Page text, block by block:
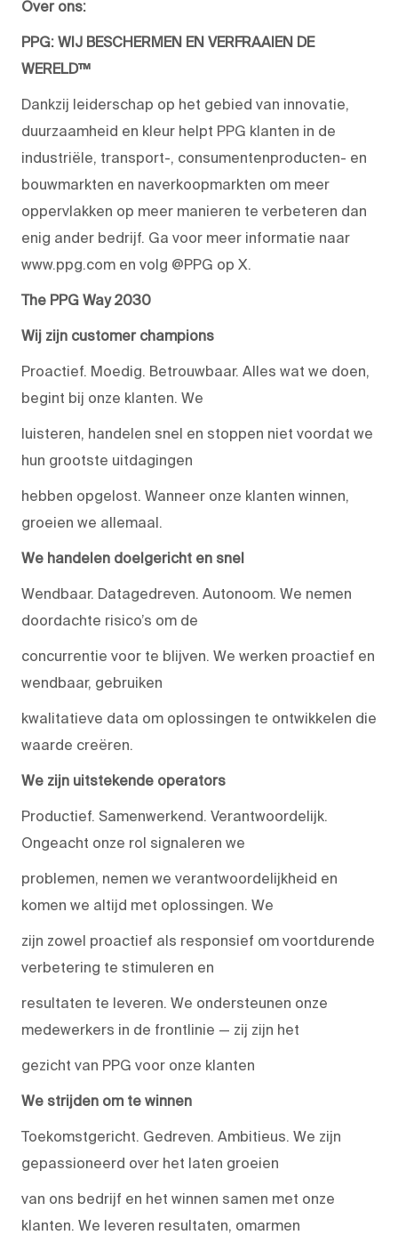
Over ons:
PPG: WIJ BESCHERMEN EN VERFRAAIEN DE
WERELD™
Dankzij leiderschap op het gebied van innovatie,
duurzaamheid en kleur helpt PPG klanten in de
industriële, transport-, consumentenproducten- en
bouwmarkten en naverkoopmarkten om meer
oppervlakken op meer manieren te verbeteren dan
enig ander bedrijf. Ga voor meer informatie naar
www.ppg.com en volg @PPG op X.
The PPG Way 2030
Wij zijn customer champions
Proactief. Moedig. Betrouwbaar. Alles wat we doen,
begint bij onze klanten. We
luisteren, handelen snel en stoppen niet voordat we
hun grootste uitdagingen
hebben opgelost. Wanneer onze klanten winnen,
groeien we allemaal.
We handelen doelgericht en snel
Wendbaar. Datagedreven. Autonoom. We nemen
doordachte risico’s om de
concurrentie voor te blijven. We werken proactief en
wendbaar, gebruiken
kwalitatieve data om oplossingen te ontwikkelen die
waarde creëren.
We zijn uitstekende operators
Productief. Samenwerkend. Verantwoordelijk.
Ongeacht onze rol signaleren we
problemen, nemen we verantwoordelijkheid en
komen we altijd met oplossingen. We
zijn zowel proactief als responsief om voortdurende
verbetering te stimuleren en
resultaten te leveren. We ondersteunen onze
medewerkers in de frontlinie — zij zijn het
gezicht van PPG voor onze klanten
We strijden om te winnen
Toekomstgericht. Gedreven. Ambitieus. We zijn
gepassioneerd over het laten groeien
van ons bedrijf en het winnen samen met onze
klanten. We leveren resultaten, omarmen